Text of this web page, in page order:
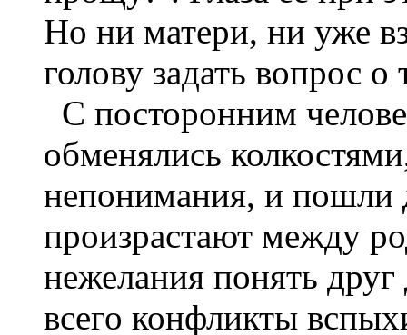
Но ни матери, ни уже
голову задать вопрос
С посторонним
обменялись
непонимания, и пошли
произрастают между
нежелания понять
всего конфликты